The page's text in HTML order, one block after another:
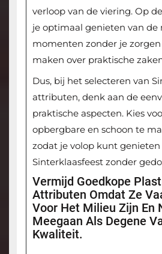
verloop van de viering. Op
je optimaal genieten van de
momenten zonder je
maken over praktische
Dus, bij het selecteren van
attributen, denk aan de
praktische aspecten. Kies
opbergbare en schoon te
zodat je volop kunt
Sinterklaasfeest zonder
Vermijd Goedkope
Attributen Omdat Ze
Voor Het Milieu Zijn En
Meegaan Als Degene
Kwaliteit.